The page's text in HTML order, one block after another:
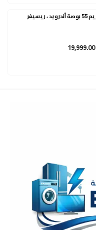
13,981.00 EGP.
شاشة تورنيدو 4K بدون فريم 55 بوصة أندرويد ، ريسيفر
السعر19,999.00